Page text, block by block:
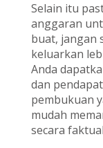
Selain itu
anggaran
buat, jangan
keluarkan
Anda
dan
pembukuan
mudah
secara